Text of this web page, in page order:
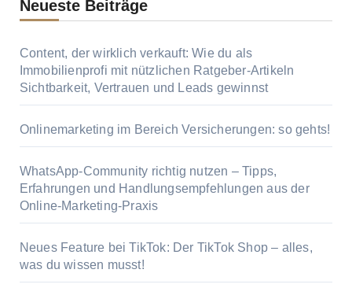
Neueste Beiträge
Content, der wirklich verkauft: Wie du als
Immobilienprofi mit nützlichen Ratgeber-Artikeln
Sichtbarkeit, Vertrauen und Leads gewinnst
Onlinemarketing im Bereich Versicherungen: so gehts!
WhatsApp-Community richtig nutzen – Tipps,
Erfahrungen und Handlungsempfehlungen aus der
Online-Marketing-Praxis
Neues Feature bei TikTok: Der TikTok Shop – alles,
was du wissen musst!